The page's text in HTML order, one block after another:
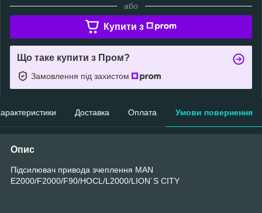
або
Купити з
Що таке купити з Пром?
Замовлення під захистом
Доставка Оплата Умови повернення
Опис
Підсилювач привода зчеплення MAN
E2000/F2000/F90/HOCL/L2000/LION´S CITY